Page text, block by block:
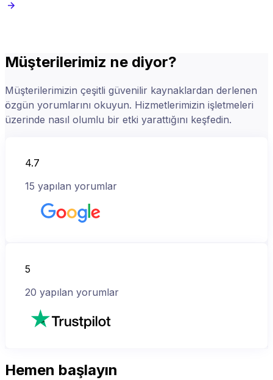
Müşterilerimiz ne diyor?
Müşterilerimizin çeşitli güvenilir kaynaklardan derlenen
özgün yorumlarını okuyun. Hizmetlerimizin işletmeleri
üzerinde nasıl olumlu bir etki yarattığını keşfedin.
4.7
15 yapılan yorumlar
5
20 yapılan yorumlar
Hemen başlayın